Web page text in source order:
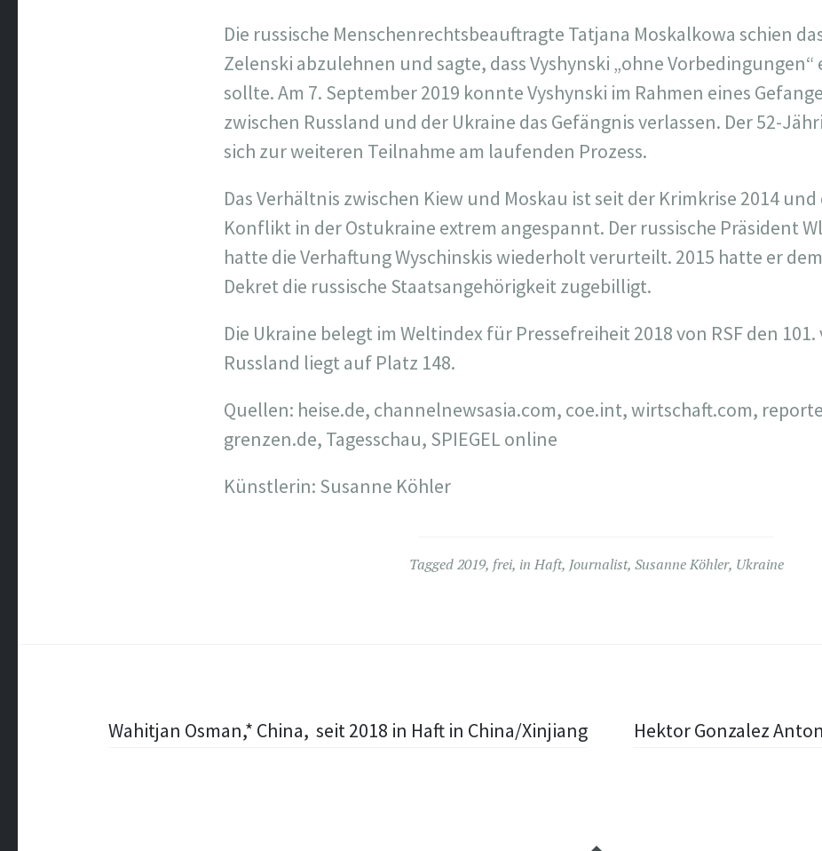
Die russische Menschenrechtsbeauftragte Tatjana Moskalkowa schien
Zelenski abzulehnen und sagte, dass Vyshynski „ohne
sollte. Am 7. September 2019 konnte Vyshynski im Rahmen eines
zwischen Russland und der Ukraine das Gefängnis verlassen. Der 52-
sich zur weiteren Teilnahme am laufenden Prozess.
Das Verhältnis zwischen Kiew und Moskau ist seit der Krimkrise 2014
Konflikt in der Ostukraine extrem angespannt. Der russische Präsident
hatte die Verhaftung Wyschinskis wiederholt verurteilt. 2015 hatte er
Dekret die russische Staatsangehörigkeit zugebilligt.
Die Ukraine belegt im Weltindex für Pressefreiheit 2018 von RSF den
Russland liegt auf Platz 148.
Quellen: heise.de, channelnewsasia.com, coe.int, wirtschaft.com,
grenzen.de, Tagesschau, SPIEGEL online
Künstlerin: Susanne Köhler
Tagged2019, frei, in Haft, Journalist, Susanne Köhler, Ukraine
PostWahitjan Osman,* China, seit 2018 in Haft in China/Xinjiang
Hektor Gonzalez